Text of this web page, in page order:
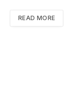
READ MORE